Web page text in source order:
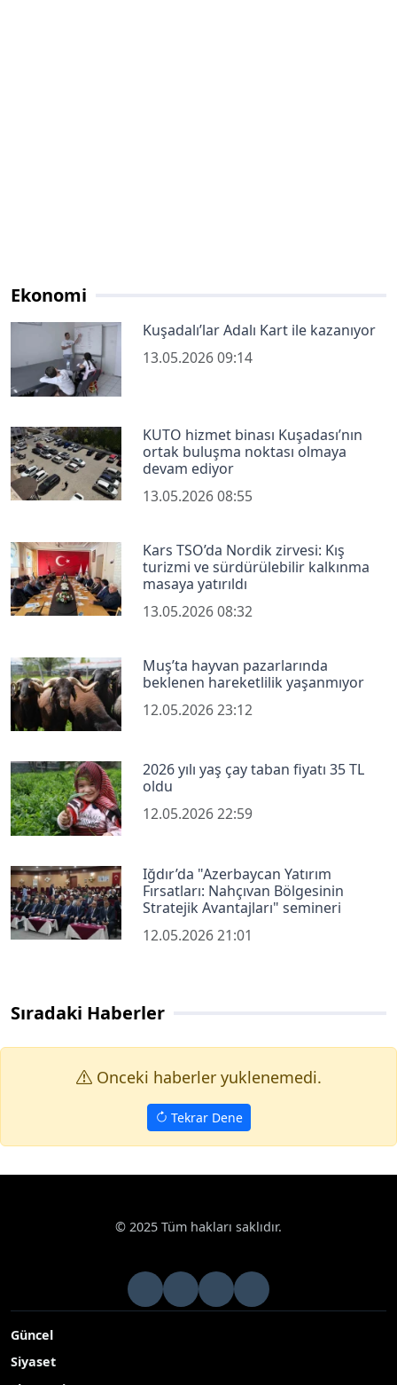
Ekonomi
Kuşadalı’lar Adalı Kart ile kazanıyor
13.05.2026 09:14
KUTO hizmet binası Kuşadası’nın
ortak buluşma noktası olmaya
devam ediyor
13.05.2026 08:55
Kars TSO’da Nordik zirvesi: Kış
turizmi ve sürdürülebilir kalkınma
masaya yatırıldı
13.05.2026 08:32
Muş’ta hayvan pazarlarında
beklenen hareketlilik yaşanmıyor
12.05.2026 23:12
2026 yılı yaş çay taban fiyatı 35 TL
oldu
12.05.2026 22:59
Iğdır’da "Azerbaycan Yatırım
Fırsatları: Nahçıvan Bölgesinin
Stratejik Avantajları" semineri
12.05.2026 21:01
Sıradaki Haberler
Onceki haberler yuklenemedi.
Tekrar Dene
© 2025 Tüm hakları saklıdır.
Güncel
Siyaset